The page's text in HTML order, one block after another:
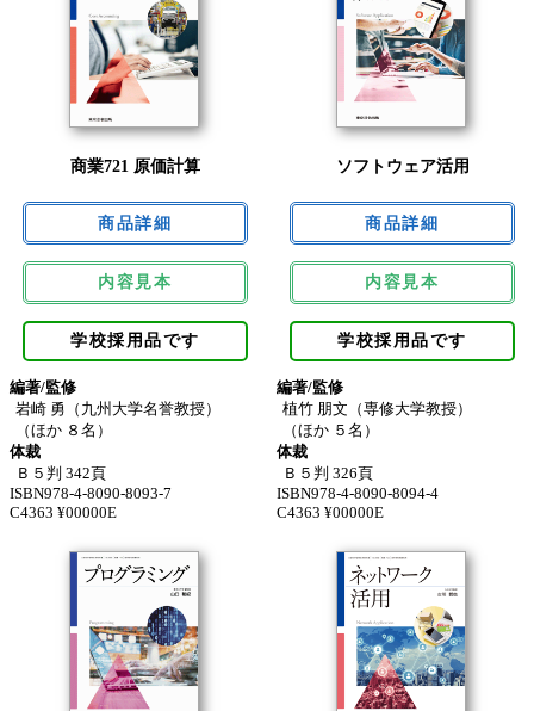
商業721 原価計算
内容見本
学校採用品です
編著/監修
岩崎 勇（九州大学名誉教授）
（ほか ８名）
体裁
Ｂ５判 342頁
ISBN978-4-8090-8093-7
C4363 ¥00000E
ソフトウェア活用
内容見本
学校採用品です
編著/監修
植竹 朋文（専修大学教授）
（ほか ５名）
体裁
Ｂ５判 326頁
ISBN978-4-8090-8094-4
C4363 ¥00000E